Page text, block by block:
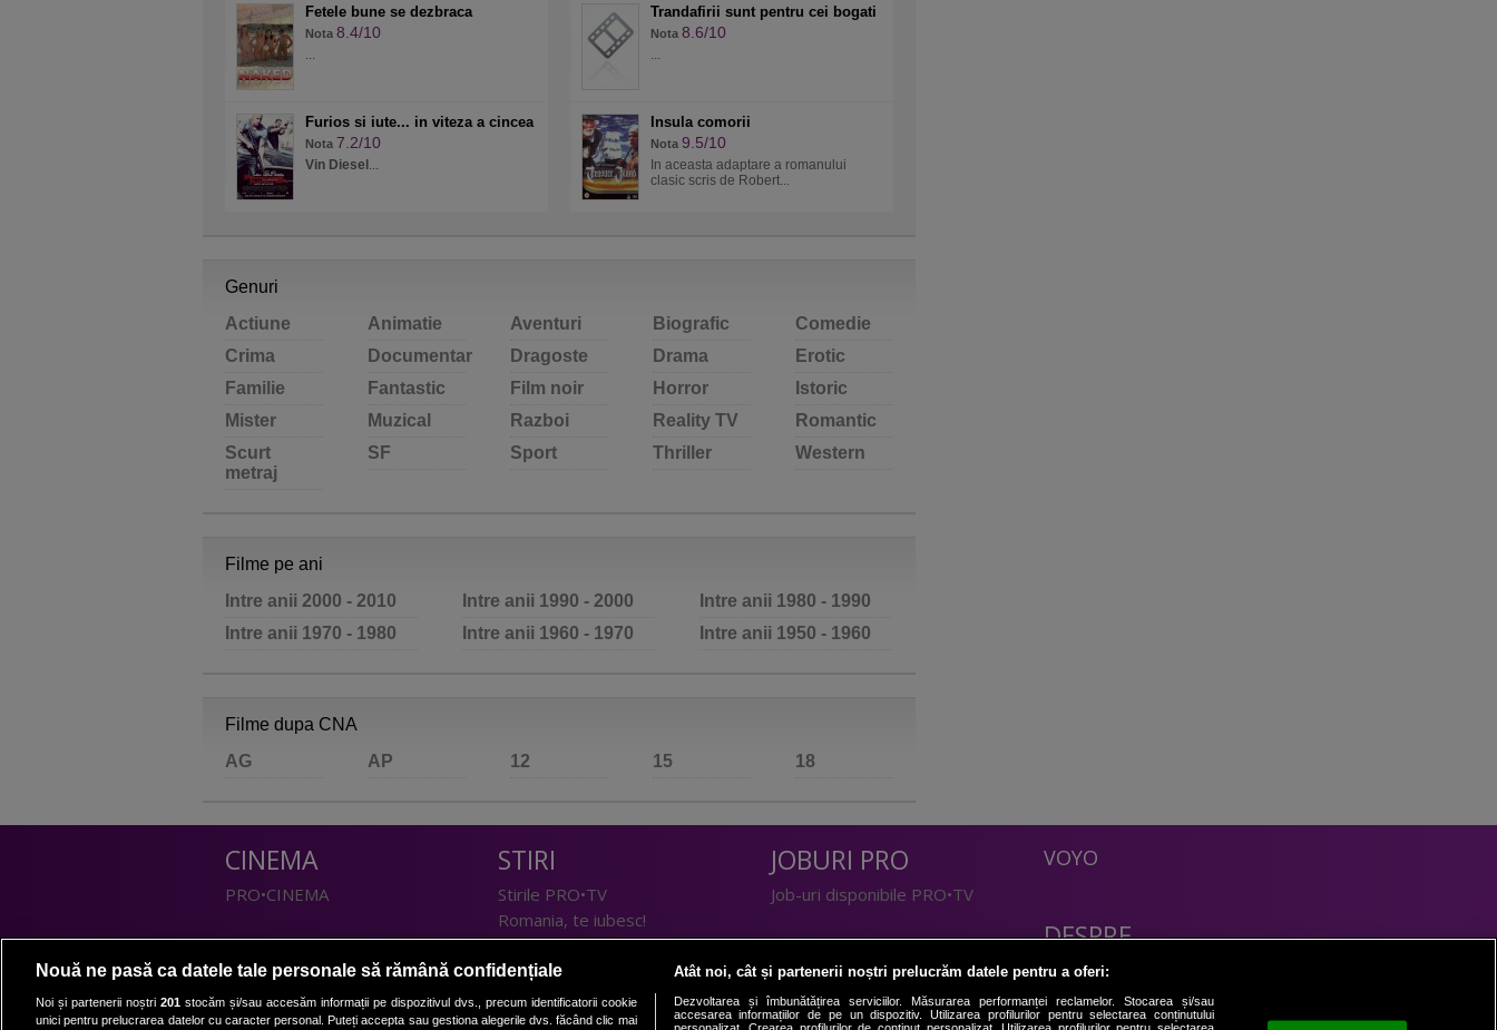
Fetele bune se dezbraca
Nota 8.4/10
...
Furios si iute... in viteza a cincea
Nota 7.2/10
Vin Diesel ...
Trandafirii sunt pentru cei bogati
Nota 8.6/10
...
Insula comorii
Nota 9.5/10
In aceasta adaptare a romanului
clasic scris de Robert...
Genuri
Actiune
Animatie Aventuri Biografic
Comedie
Crima
Documentar Dragoste Drama
Erotic
Familie
Fantastic Film noir Horror
Istoric
Mister
Muzical Razboi Reality TV
Romantic
Scurt
metraj
SF Sport Thriller Western
Filme pe ani
Intre anii 2000 - 2010
Intre anii 1990 - 2000
Intre anii 1980 - 1990
Intre anii 1970 - 1980
Intre anii 1960 - 1970 Intre anii 1950 - 1960
Filme dupa CNA
AG
AP 12 15 18
CINEMA
PRO•CINEMA
DIVERTISMENT
PRO•TV
STIRI
Stirile PRO•TV
Romania, te iubesc!
TEHNOLOGIE
JOBURI PRO
Job-uri disponibile PRO•TV
LIFESTYLE
Doctor de Bine
VOYO
DESPRE
Politica Confidentialitate
Contact
Nouă ne pasă ca datele tale personale să rămână confidențiale
Noi și partenerii noștri 201stocăm și/sau accesăm informații pe dispozitivul dvs., precum identificatorii cookie
unici pentru prelucrarea datelor cu caracter personal. Puteți accepta sau gestiona alegerile dvs. făcând clic mai
Atât noi, cât și partenerii noștri prelucrăm datele pentru a oferi:
Dezvoltarea și îmbunătățirea serviciilor. Măsurarea performanței reclamelor. Stocarea și/sau
accesarea informațiilor de pe un dispozitiv. Utilizarea profilurilor pentru selectarea conținutului